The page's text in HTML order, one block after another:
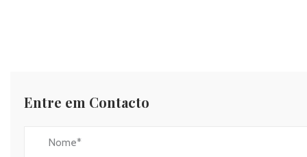
Entre em Contacto